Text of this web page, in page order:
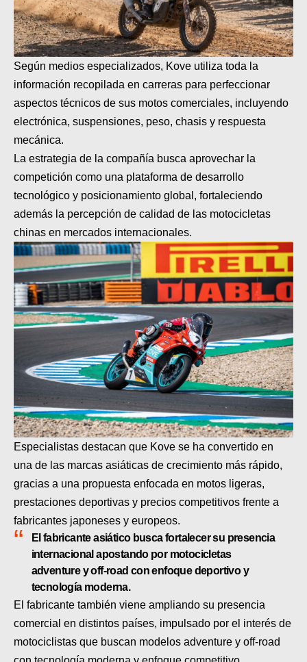
Según medios especializados, Kove utiliza toda la
información recopilada en carreras para perfeccionar
aspectos técnicos de sus motos comerciales, incluyendo
electrónica, suspensiones, peso, chasis y respuesta
mecánica.
La estrategia de la compañía busca aprovechar la
competición como una plataforma de desarrollo
tecnológico y posicionamiento global, fortaleciendo
además la percepción de calidad de las motocicletas
chinas en mercados internacionales.
Especialistas destacan que Kove se ha convertido en
una de las marcas asiáticas de crecimiento más rápido,
gracias a una propuesta enfocada en motos ligeras,
prestaciones deportivas y precios competitivos frente a
fabricantes japoneses y europeos.
El fabricante asiático busca fortalecer su presencia
internacional apostando por motocicletas
adventure y off-road con enfoque deportivo y
tecnología moderna.
El fabricante también viene ampliando su presencia
comercial en distintos países, impulsado por el interés de
motociclistas que buscan modelos adventure y off-road